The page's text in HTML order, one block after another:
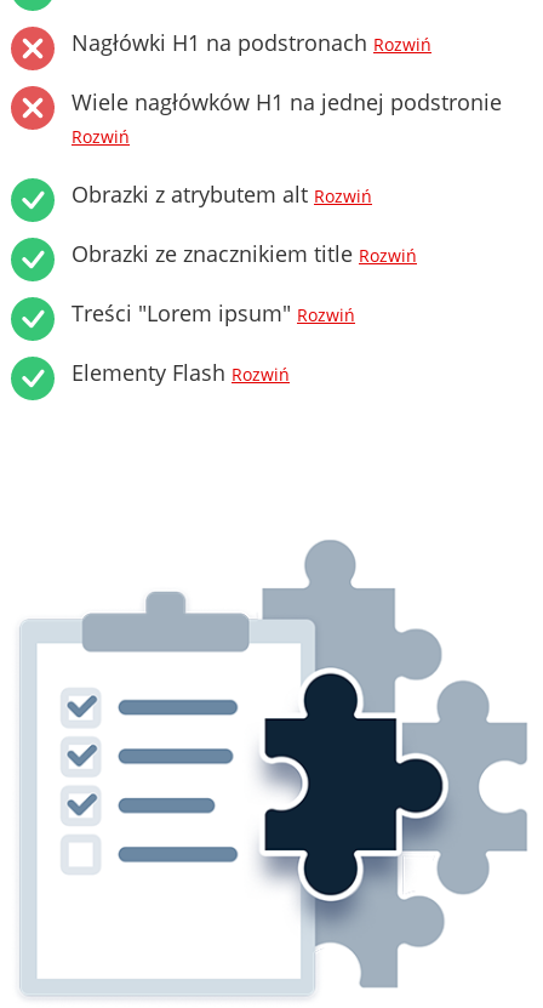
Nagłówki H1 na podstronach Rozwiń
Wiele nagłówków H1 na jednej podstronie
Rozwiń
Obrazki z atrybutem alt Rozwiń
Obrazki ze znacznikiem title Rozwiń
Treści "Lorem ipsum" Rozwiń
Elementy Flash Rozwiń